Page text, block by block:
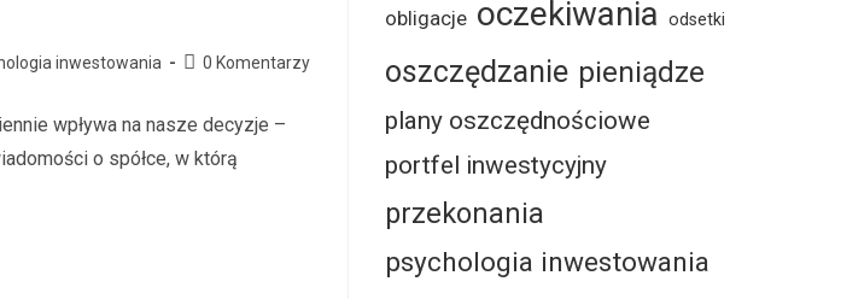
inwestowania 0 Komentarzy
wpływa na nasze decyzje –
o spółce, w którą
obligacje oczekiwania odsetki
oszczędzanie pieniądze
plany oszczędnościowe
portfel inwestycyjny
przekonania
psychologia inwestowania